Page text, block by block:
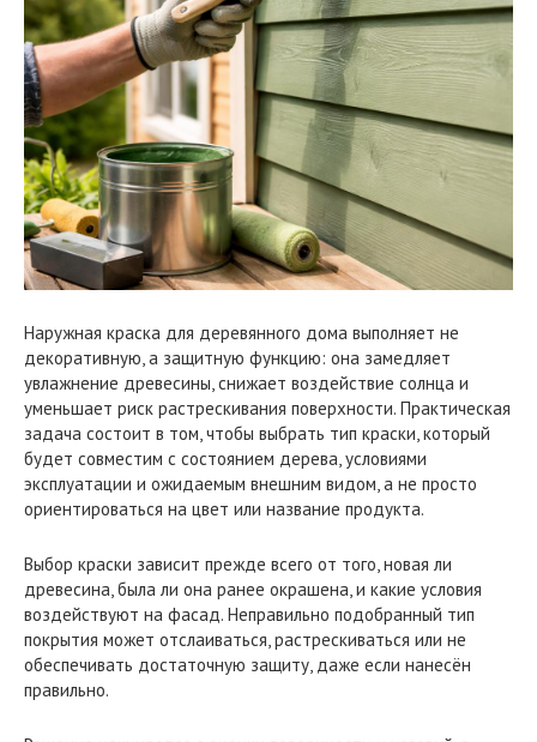
Наружная краска для деревянного дома выполняет не
декоративную, а защитную функцию: она замедляет
увлажнение древесины, снижает воздействие солнца и
уменьшает риск растрескивания поверхности. Практическая
задача состоит в том, чтобы выбрать тип краски, который
будет совместим с состоянием дерева, условиями
эксплуатации и ожидаемым внешним видом, а не просто
ориентироваться на цвет или название продукта.
Выбор краски зависит прежде всего от того, новая ли
древесина, была ли она ранее окрашена, и какие условия
воздействуют на фасад. Неправильно подобранный тип
покрытия может отслаиваться, растрескиваться или не
обеспечивать достаточную защиту, даже если нанесён
правильно.